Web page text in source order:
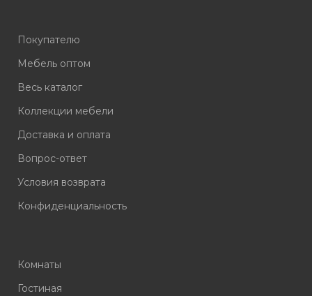
Покупателю
Мебель оптом
Весь каталог
Коллекции мебели
Доставка и оплата
Вопрос-ответ
Условия возврата
Конфиденциальность
Комнаты
Гостиная